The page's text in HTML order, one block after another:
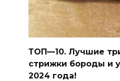
ТОП—10. Лучшие
стрижки бороды и
2024 года!